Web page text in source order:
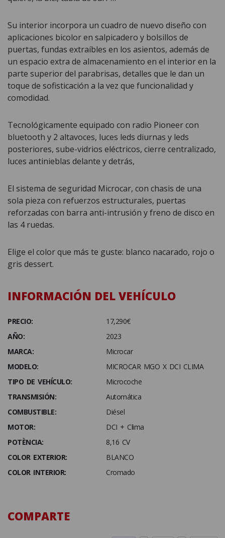
Su interior incorpora un cuadro de nuevo diseño con
aplicaciones bicolor en salpicadero y bolsillos de
puertas, fundas extraíbles en los asientos, además de
un espacio extra de almacenamiento en el interior en la
parte superior del parabrisas, detalles que le dan un
toque de sofisticación a la vez que funcionalidad y
comodidad.
Tecnológicamente equipado con radio Pioneer con
bluetooth y 2 altavoces, luces leds diurnas y leds
posteriores, sube-vidrios eléctricos, cierre centralizado,
luces antinieblas delante y detrás,
El sistema de seguridad Microcar, con chasis de una
sola pieza con refuerzos estructurales, puertas
reforzadas con barra anti-intrusión y freno de disco en
las 4 ruedas.
Elige el color que más te guste: blanco nacarado, rojo o
gris dessert.
INFORMACIÓN DEL VEHÍCULO
PRECIO:
17,290€
AÑO:
2023
MARCA:
Microcar
MODELO:
MICROCAR MGO X DCI CLIMA
TIPO DE VEHÍCULO:
Microcoche
TRANSMISIÓN:
Automática
COMBUSTIBLE:
Diésel
MOTOR:
DCI + Clima
POTÈNCIA:
8,16 CV
COLOR EXTERIOR:
BLANCO
COLOR INTERIOR:
Cromado
COMPARTE